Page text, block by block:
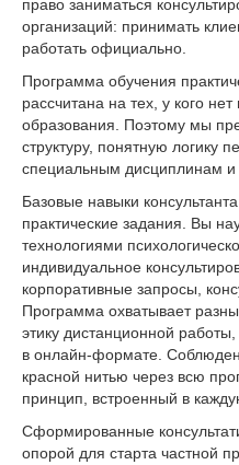
право заниматься
организаций: принимать
работать официально.
Программа обучения
рассчитана на тех, у кого
образования. Поэтому мы
структуру, понятную логику
специальным дисциплинам и
Базовые навыки
практические задания. Вы
технологиями
индивидуальное
корпоративные запросы,
Программа охватывает
этику дистанционной
в онлайн-формате.
красной нитью через всю
принцип, встроенный в
Сформированные
опорой для старта частной